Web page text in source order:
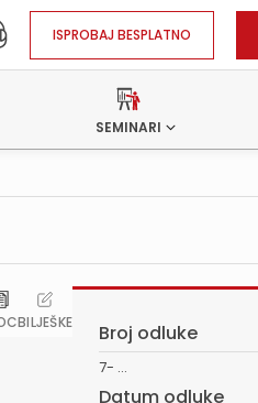
ISPROBAJ BESPLATNO
SEMINARI
BILJEŠKE Broj odluke
7- ...
Datum odluke